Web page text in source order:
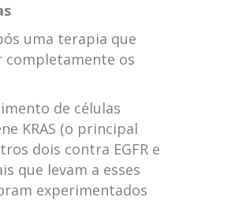
uma terapia que
completamente os
de células
KRAS (o principal
dois contra EGFR e
que levam a esses
experimentados